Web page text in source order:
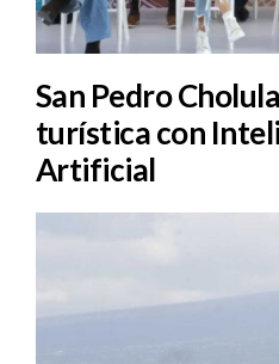
San Pedro
turística con
Artificial